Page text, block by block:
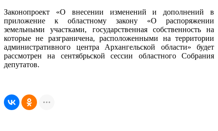
Законопроект «О внесении изменений и дополнений в
приложение к областному закону «О распоряжении
земельными участками, государственная собственность на
которые не разграничена, расположенными на территории
административного центра Архангельской области» будет
рассмотрен на сентябрьской сессии областного Собрания
депутатов.